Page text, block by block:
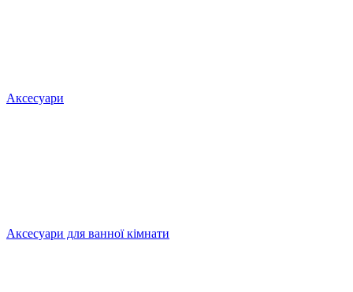
Аксесуари
Аксесуари для ванної кімнати